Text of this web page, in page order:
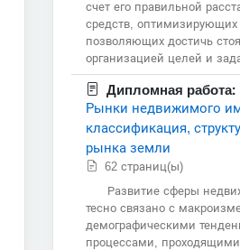
счет его правильной
средств, оптимизирующих
позволяющих достичь
организацией целей и
Дипломная работа:
Рынки недвижимого
классификация,
рынка земли
62 страниц(ы)
Развитие сферы
тесно связано с
демографическими
процессами,